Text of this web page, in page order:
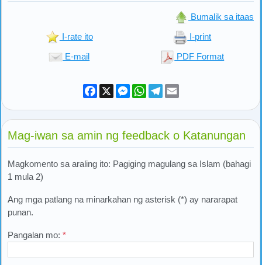
Bumalik sa itaas
I-rate ito I-print
E-mail PDF Format
Facebook
X Messenger
WhatsApp
Telegram
Mag-iwan sa amin ng feedback o Katanungan
Magkomento sa araling ito: Pagiging magulang sa Islam (bahagi
1 mula 2)
Ang mga patlang na minarkahan ng asterisk (*) ay nararapat
punan.
Pangalan mo: *